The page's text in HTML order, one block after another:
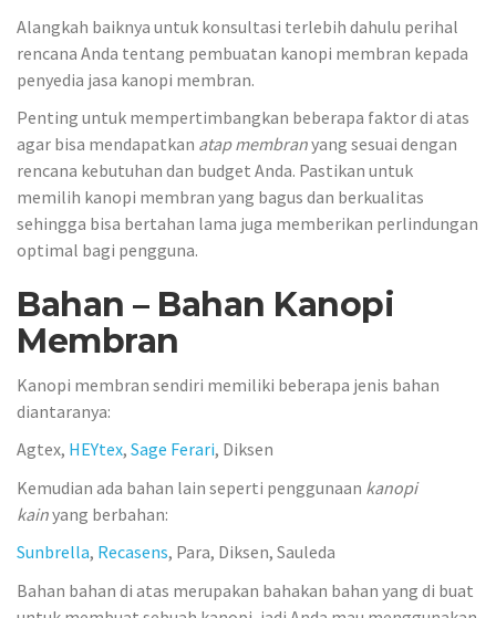
Alangkah baiknya untuk konsultasi terlebih dahulu perihal
rencana Anda tentang pembuatan kanopi membran kepada
penyedia jasa kanopi membran.
Penting untuk mempertimbangkan beberapa faktor di atas
agar bisa mendapatkan atap membranyang sesuai dengan
rencana kebutuhan dan budget Anda. Pastikan untuk
memilih kanopi membran yang bagus dan berkualitas
sehingga bisa bertahan lama juga memberikan perlindungan
optimal bagi pengguna.
Bahan – Bahan Kanopi
Membran
Kanopi membran sendiri memiliki beberapa jenis bahan
diantaranya:
Agtex, HEYtex, Sage Ferari, Diksen
Kemudian ada bahan lain seperti penggunaan kanopi
kainyang berbahan:
Sunbrella, Recasens, Para, Diksen, Sauleda
Bahan bahan di atas merupakan bahakan bahan yang di buat